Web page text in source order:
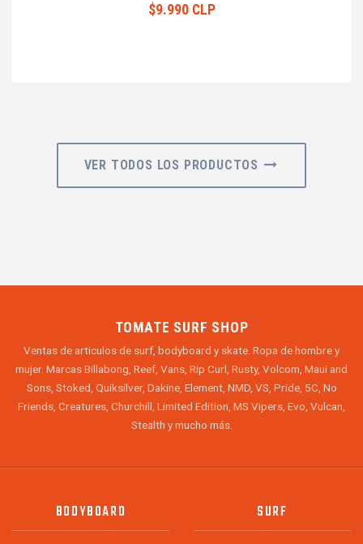
$9.990 CLP
VER TODOS LOS PRODUCTOS
TOMATE SURF SHOP
Ventas de articulos de surf, bodyboard y skate. Ropa de hombre y
mujer. Marcas Billabong, Reef, Vans, Rip Curl, Rusty, Volcom, Maui and
Sons, Stoked, Quiksilver, Dakine, Element, NMD, VS, Pride, 5C, No
Friends, Creatures, Churchill, Limited Edition, MS Vipers, Evo, Vulcan,
Stealth y mucho más.
BODYBOARD SURF